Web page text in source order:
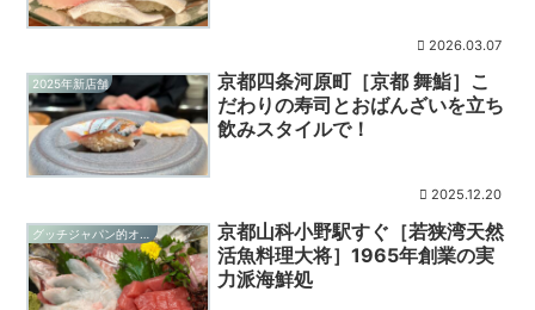
2026.03.07
2025年新店舗
京都四条河原町［京都 舞鮨］こ
だわりの寿司とおばんざいを立ち
飲みスタイルで！
2025.12.20
京都山科小野駅すぐ［若狭湾天然
活魚料理大将］1965年創業の実
力派海鮮処